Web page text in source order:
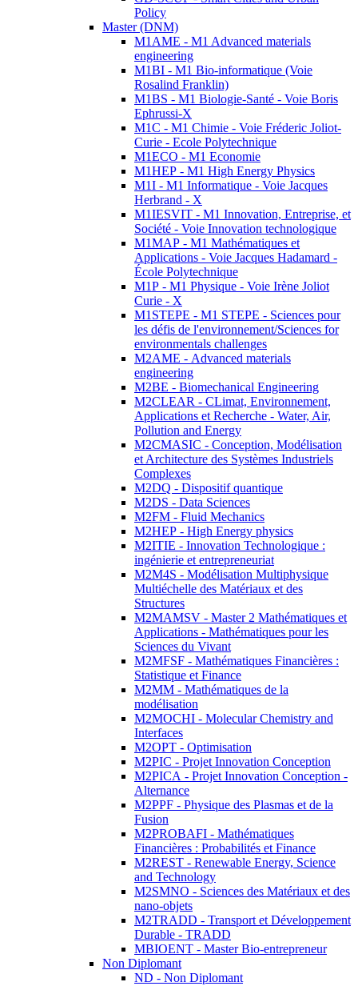
Policy
Master (DNM)
M1AME - M1 Advanced materials
engineering
M1BI - M1 Bio-informatique (Voie
Rosalind Franklin)
M1BS - M1 Biologie-Santé - Voie Boris
Ephrussi-X
M1C - M1 Chimie - Voie Fréderic Joliot-
Curie - Ecole Polytechnique
M1ECO - M1 Economie
M1HEP - M1 High Energy Physics
M1I - M1 Informatique - Voie Jacques
Herbrand - X
M1IESVIT - M1 Innovation, Entreprise, et
Société - Voie Innovation technologique
M1MAP - M1 Mathématiques et
Applications - Voie Jacques Hadamard -
École Polytechnique
M1P - M1 Physique - Voie Irène Joliot
Curie - X
M1STEPE - M1 STEPE - Sciences pour
les défis de l'environnement/Sciences for
environmentals challenges
M2AME - Advanced materials
engineering
M2BE - Biomechanical Engineering
M2CLEAR - CLimat, Environnement,
Applications et Recherche - Water, Air,
Pollution and Energy
M2CMASIC - Conception, Modélisation
et Architecture des Systèmes Industriels
Complexes
M2DQ - Dispositif quantique
M2DS - Data Sciences
M2FM - Fluid Mechanics
M2HEP - High Energy physics
M2ITIE - Innovation Technologique :
ingénierie et entrepreneuriat
M2M4S - Modélisation Multiphysique
Multiéchelle des Matériaux et des
Structures
M2MAMSV - Master 2 Mathématiques et
Applications - Mathématiques pour les
Sciences du Vivant
M2MFSF - Mathématiques Financières :
Statistique et Finance
M2MM - Mathématiques de la
modélisation
M2MOCHI - Molecular Chemistry and
Interfaces
M2OPT - Optimisation
M2PIC - Projet Innovation Conception
M2PICA - Projet Innovation Conception -
Alternance
M2PPF - Physique des Plasmas et de la
Fusion
M2PROBAFI - Mathématiques
Financières : Probabilités et Finance
M2REST - Renewable Energy, Science
and Technology
M2SMNO - Sciences des Matériaux et des
nano-objets
M2TRADD - Transport et Développement
Durable - TRADD
MBIOENT - Master Bio-entrepreneur
Non Diplomant
ND - Non Diplomant